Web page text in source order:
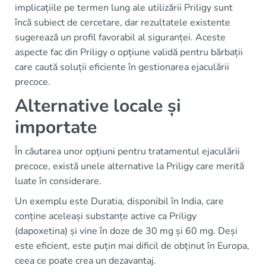
implicațiile pe termen lung ale utilizării Priligy sunt
încă subiect de cercetare, dar rezultatele existente
sugerează un profil favorabil al siguranței. Aceste
aspecte fac din Priligy o opțiune validă pentru bărbații
care caută soluții eficiente în gestionarea ejaculării
precoce.
Alternative locale și
importate
În căutarea unor opțiuni pentru tratamentul ejaculării
precoce, există unele alternative la Priligy care merită
luate în considerare.
Un exemplu este Duratia, disponibil în India, care
conține aceleași substanțe active ca Priligy
(dapoxetina) și vine în doze de 30 mg și 60 mg. Deși
este eficient, este puțin mai dificil de obținut în Europa,
ceea ce poate crea un dezavantaj.